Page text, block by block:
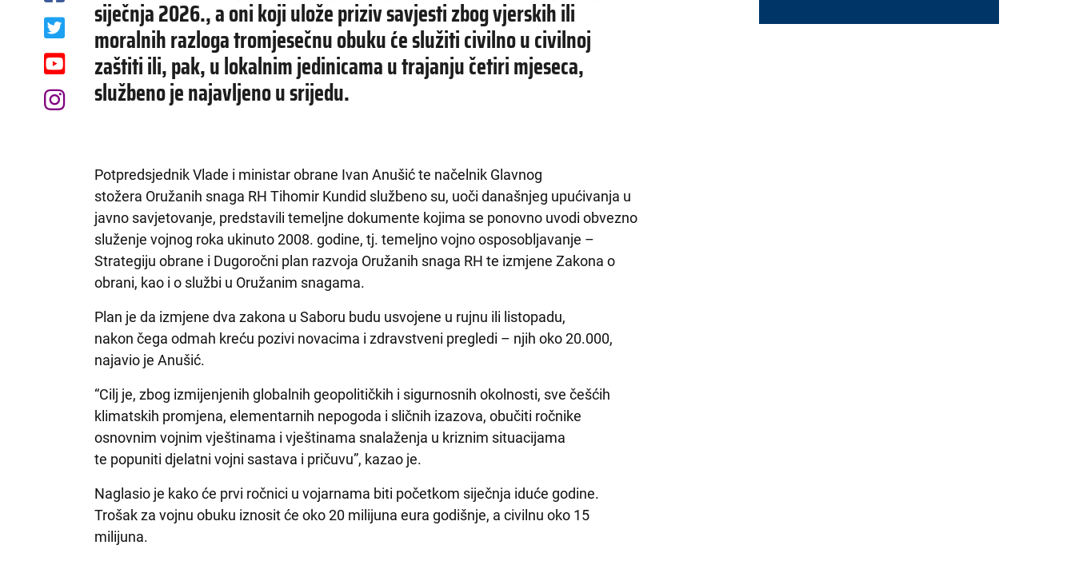
siječnja 2026., a oni koji ulože priziv savjesti zbog vjerskih ili
moralnih razloga tromjesečnu obuku će služiti civilno u civilnoj
zaštiti ili, pak, u lokalnim jedinicama u trajanju četiri mjeseca,
službeno je najavljeno u srijedu.
Potpredsjednik Vlade i ministar obrane Ivan Anušić te načelnik Glavnog
stožera Oružanih snaga RH Tihomir Kundid službeno su, uoči današnjeg upućivanja u
javno savjetovanje, predstavili temeljne dokumente kojima se ponovno uvodi obvezno
služenje vojnog roka ukinuto 2008. godine, tj. temeljno vojno osposobljavanje –
Strategiju obrane i Dugoročni plan razvoja Oružanih snaga RH te izmjene Zakona o
obrani, kao i o službi u Oružanim snagama.
Plan je da izmjene dva zakona u Saboru budu usvojene u rujnu ili listopadu,
nakon čega odmah kreću pozivi novacima i zdravstveni pregledi – njih oko 20.000,
najavio je Anušić.
“Cilj je, zbog izmijenjenih globalnih geopolitičkih i sigurnosnih okolnosti, sve češćih
klimatskih promjena, elementarnih nepogoda i sličnih izazova, obučiti ročnike
osnovnim vojnim vještinama i vještinama snalaženja u kriznim situacijama
te popuniti djelatni vojni sastava i pričuvu”, kazao je.
Naglasio je kako će prvi ročnici u vojarnama biti početkom siječnja iduće godine.
Trošak za vojnu obuku iznosit će oko 20 milijuna eura godišnje, a civilnu oko 15
milijuna.